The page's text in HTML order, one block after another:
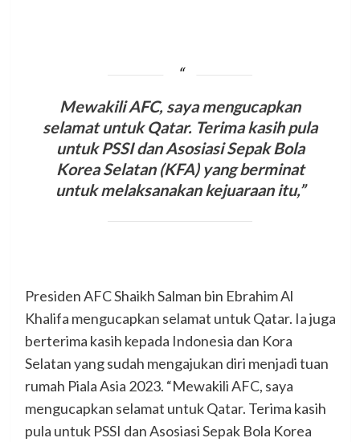
Mewakili AFC, saya mengucapkan
selamat untuk Qatar. Terima kasih pula
untuk PSSI dan Asosiasi Sepak Bola
Korea Selatan (KFA) yang berminat
untuk melaksanakan kejuaraan itu,”
Presiden AFC Shaikh Salman bin Ebrahim Al
Khalifa mengucapkan selamat untuk Qatar. Ia juga
berterima kasih kepada Indonesia dan Kora
Selatan yang sudah mengajukan diri menjadi tuan
rumah Piala Asia 2023. “Mewakili AFC, saya
mengucapkan selamat untuk Qatar. Terima kasih
pula untuk PSSI dan Asosiasi Sepak Bola Korea